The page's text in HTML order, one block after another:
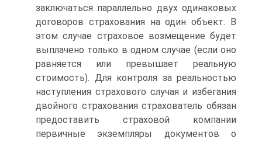
заключаться параллельно двух одинаковых
дого­воров страхования на один объект. В
этом случае страховое возмеще­ние будет
выплачено только в одном случае (если оно
равняется или превышает реальную
стоимость). Для контроля за реальностью
на­ступления страхового случая и избегания
двойного страхования стра­хователь обязан
предоставить страховой компании
первичные экзем­пляры документов о